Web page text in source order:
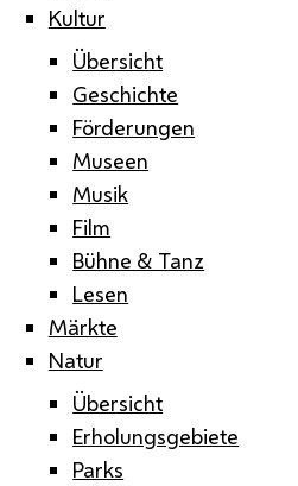
Kultur
Übersicht
Geschichte
Förderungen
Museen
Musik
Film
Bühne & Tanz
Lesen
Märkte
Natur
Übersicht
Erholungsgebiete
Parks